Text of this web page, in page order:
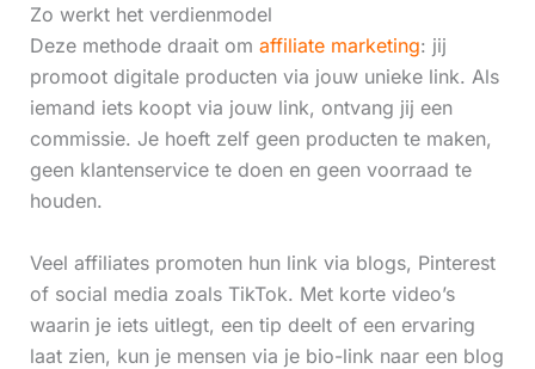
Zo werkt het verdienmodel
Deze methode draait om affiliate marketing: jij
promoot digitale producten via jouw unieke link. Als
iemand iets koopt via jouw link, ontvang jij een
commissie. Je hoeft zelf geen producten te maken,
geen klantenservice te doen en geen voorraad te
houden.
Veel affiliates promoten hun link via blogs, Pinterest
of social media zoals TikTok. Met korte video’s
waarin je iets uitlegt, een tip deelt of een ervaring
laat zien, kun je mensen via je bio-link naar een blog